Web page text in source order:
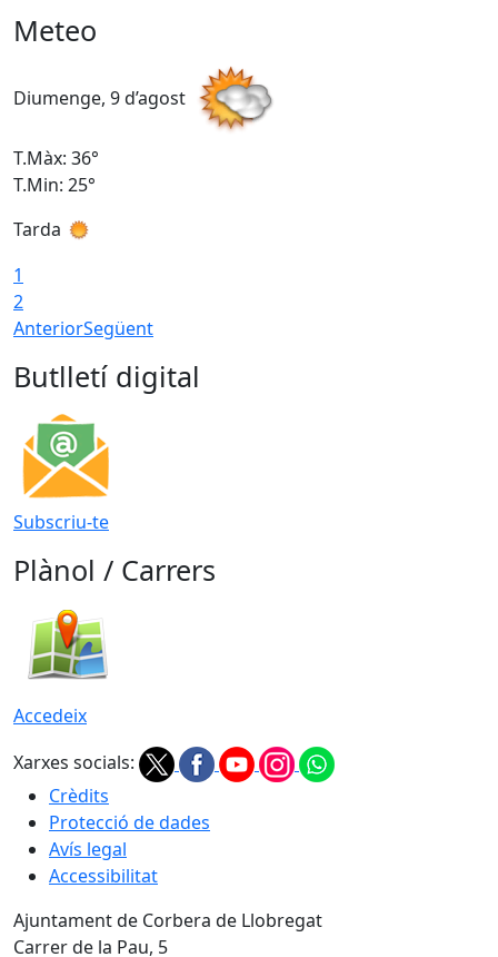
Meteo
Diumenge, 9 d’agost
T.Màx: 36°
T.Min: 25°
Tarda
1
2
AnteriorSegüent
Butlletí digital
Subscriu-te
Plànol / Carrers
Accedeix
Xarxes socials:
Crèdits
Protecció de dades
Avís legal
Accessibilitat
Ajuntament de Corbera de Llobregat
Carrer de la Pau, 5